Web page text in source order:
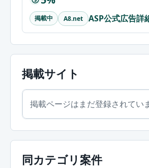
掲載中 A8.net ASP公式広告詳
掲載サイト
掲載ページはまだ登録されてい
同カテゴリ案件